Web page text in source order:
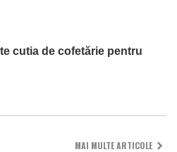
cutia de cofetărie pentru
MAI MULTE ARTICOLE